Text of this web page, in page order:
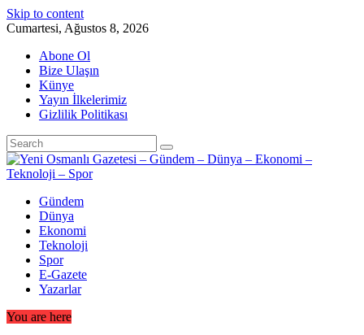
Skip to content
Cumartesi, Ağustos 8, 2026
Abone Ol
Bize Ulaşın
Künye
Yayın İlkelerimiz
Gizlilik Politikası
Gündem
Dünya
Ekonomi
Teknoloji
Spor
E-Gazete
Yazarlar
You are here